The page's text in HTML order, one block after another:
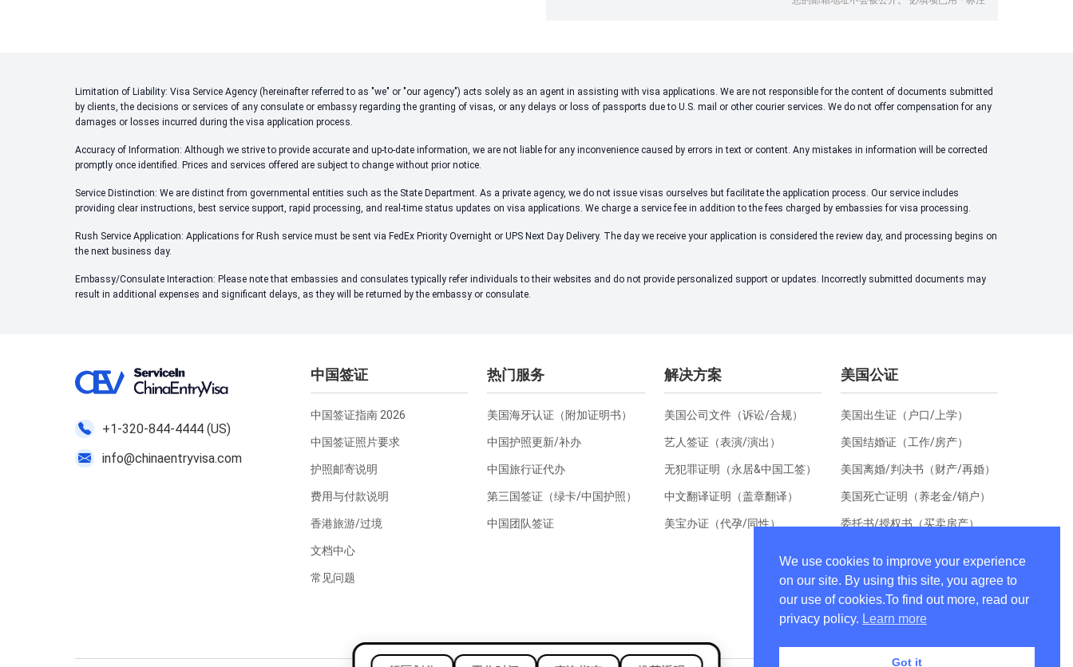
Limitation of Liability: Visa Service Agency (hereinafter referred to as "we" or "our agency") acts solely as an agent in assisting with visa applications. We are not responsible for the content of documents submitted
by clients, the decisions or services of any consulate or embassy regarding the granting of visas, or any delays or loss of passports due to U.S. mail or other courier services. We do not offer compensation for any
damages or losses incurred during the visa application process.
Accuracy of Information: Although we strive to provide accurate and up-to-date information, we are not liable for any inconvenience caused by errors in text or content. Any mistakes in information will be corrected
promptly once identified. Prices and services offered are subject to change without prior notice.
Service Distinction: We are distinct from governmental entities such as the State Department. As a private agency, we do not issue visas ourselves but facilitate the application process. Our service includes
providing clear instructions, best service support, rapid processing, and real-time status updates on visa applications. We charge a service fee in addition to the fees charged by embassies for visa processing.
Rush Service Application: Applications for Rush service must be sent via FedEx Priority Overnight or UPS Next Day Delivery. The day we receive your application is considered the review day, and processing begins on
the next business day.
Embassy/Consulate Interaction: Please note that embassies and consulates typically refer individuals to their websites and do not provide personalized support or updates. Incorrectly submitted documents may
result in additional expenses and significant delays, as they will be returned by the embassy or consulate.
+1-320-844-4444 (US)
info@chinaentryvisa.com
中国签证
中国签证指南 2026
中国签证照片要求
护照邮寄说明
费用与付款说明
香港旅游/过境
文档中心
常见问题
热门服务
美国海牙认证（附加证明书）
中国护照更新/补办
中国旅行证代办
第三国签证（绿卡/中国护照）
中国团队签证
解决方案
美国公司文件（诉讼/合规）
艺人签证（表演/演出）
无犯罪证明（永居&中国工签）
中文翻译证明（盖章翻译）
美宝办证（代孕/同性）
美国公证
美国出生证（户口/上学）
美国结婚证（工作/房产）
美国离婚/判决书（财产/再婚）
美国死亡证明（养老金/销户）
委托书/授权书（买卖房产）
声明书（同一人）
美国居住证明（换汇）
We use cookies to improve your experience
on our site. By using this site, you agree to
our use of cookies.To find out more, read our
privacy policy. Learn more
Got it